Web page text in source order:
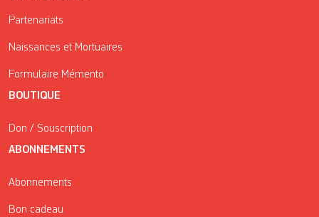
Partenariats
Naissances et Mortuaires
Formulaire Mémento
BOUTIQUE
Don / Souscription
ABONNEMENTS
Abonnements
Bon cadeau